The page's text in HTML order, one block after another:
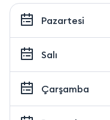
Pazartesi
Salı
Çarşamba